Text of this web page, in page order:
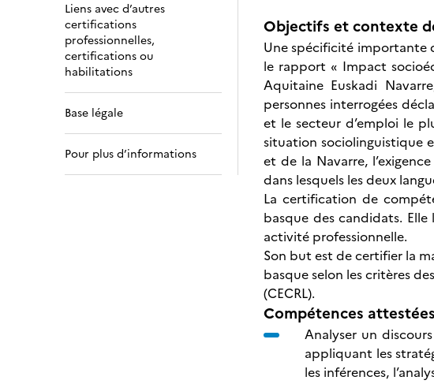
Liens avec d’autres
certifications
professionnelles,
certifications ou
habilitations
Base légale
Pour plus d’informations
Objectifs et contexte
Une spécificité importante
le rapport « Impact
Aquitaine Euskadi
personnes interrogées
et le secteur d’emploi le
situation sociolinguistique
et de la Navarre,
dans lesquels les deux
La certification de
basque des candidats.
activité professionnelle.
Son but est de certifier la
basque selon les critères
(CECRL).
Compétences
Analyser un
appliquant les
les inférences,